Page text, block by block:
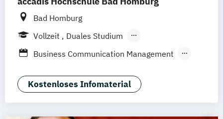
Bad Homburg
Vollzeit
Duales Studium
Berufsbegleitendes Präsenzstudium
Business Communication Management
International Marketing Management
Marketing and Event Management
Kostenloses Infomaterial